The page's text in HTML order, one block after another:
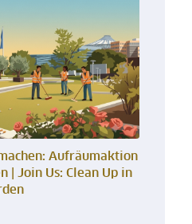
Aufräumaktion
| Join Us: Clean Up in